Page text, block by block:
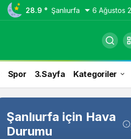
28.9 ° Şanlıurfa 6 Ağustos
Spor 3.Sayfa Kategoriler
Şanlıurfa için Hava
Durumu